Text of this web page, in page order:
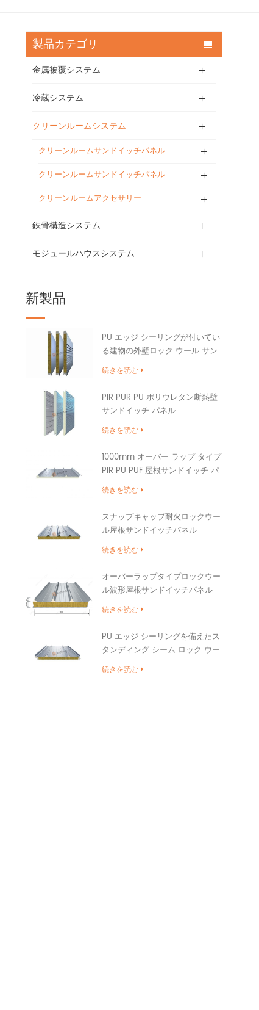
製品カテゴリ
金属被覆システム
冷蔵システム
クリーンルームシステム
クリーンルームサンドイッチパネル
クリーンルームサンドイッチパネル
クリーンルームアクセサリー
鉄骨構造システム
モジュールハウスシステム
新製品
PU エッジ シーリングが付いてい
る建物の外壁ロック ウール サン
ドイッチ パネル
続きを読む
PIR PUR PU ポリウレタン断熱壁
サンドイッチ パネル
続きを読む
1000mm オーバー ラップ タイプ
PIR PU PUF 屋根サンドイッチ パ
ネル
続きを読む
スナップキャップ耐火ロックウー
ル屋根サンドイッチパネル
続きを読む
オーバーラップタイプロックウー
ル波形屋根サンドイッチパネル
続きを読む
PU エッジ シーリングを備えたス
タンディング シーム ロック ウー
ル屋根サンドイッチ パネル
続きを読む